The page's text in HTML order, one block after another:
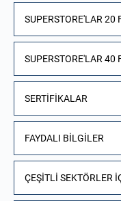
SUPERSTORE'LAR 20
SUPERSTORE'LAR 40
SERTIFIKALAR
FAYDALI BILGILER
ÇEŞITLI SEKTÖRLER